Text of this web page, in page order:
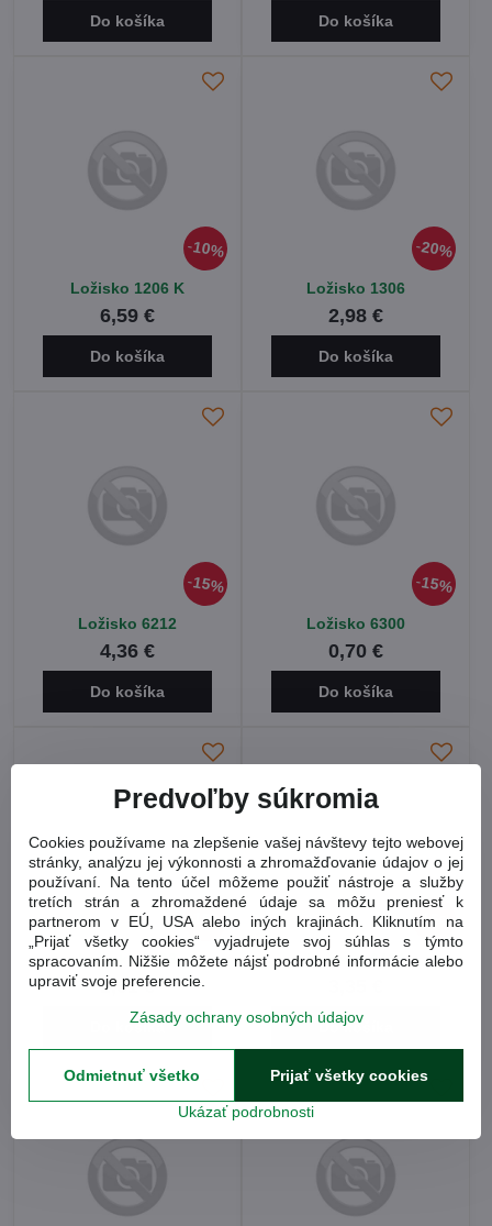
Do košíka Do košíka
10%
Ložisko 1206 K
6,59 €
Do košíka
20%
Ložisko 1306
2,98 €
Do košíka
15%
Ložisko 6212
4,36 €
Do košíka
15%
Ložisko 6300
0,70 €
Do košíka
15%
Ložisko 6403
2,61 €
Do košíka
15%
Ložisko 6404
Do košíka
Predvoľby súkromia
Cookies používame na zlepšenie vašej návštevy tejto webovej
stránky, analýzu jej výkonnosti a zhromažďovanie údajov o jej
používaní. Na tento účel môžeme použiť nástroje a služby
tretích strán a zhromaždené údaje sa môžu preniesť k
partnerom v EÚ, USA alebo iných krajinách. Kliknutím na
„Prijať všetky cookies“ vyjadrujete svoj súhlas s týmto
spracovaním. Nižšie môžete nájsť podrobné informácie alebo
upraviť svoje preferencie.
Zásady ochrany osobných údajov
Ukázať podrobnosti
Prijať všetky cookies
Odmietnuť všetko